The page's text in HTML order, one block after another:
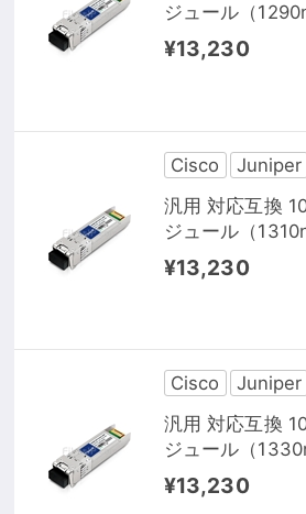
ジュール（
¥13,230
Cisco Juniper
汎用 対応互換
ジュール（
¥13,230
Cisco Juniper
汎用 対応互換
ジュール（
¥13,230